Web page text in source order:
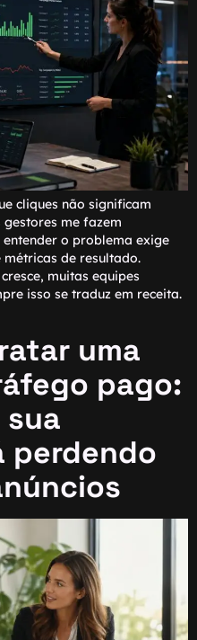
cliques não significam
me fazem
o problema exige
de resultado.
muitas equipes
isso se traduz em receita.
uma
pago:
perdendo